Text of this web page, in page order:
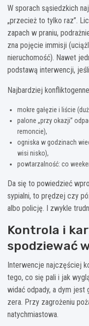
W sporach sąsiedzkich
„przecież to tylko raz”.
zapach w praniu,
zna pojęcie immisji
nieruchomość). Nawet
podstawą interwencji,
Najbardziej
mokre gałęzie i liście
palone „przy okazji”
remoncie),
ogniska w godzinach
wisi nisko),
powtarzalność: co
Da się to powiedzieć
sypialni, to prędzej czy
albo policję. I zwykle
Kontrola i
spodziewać
Interwencje najczęściej
tego, co się pali i jak
widać odpady, a dym jest
zera. Przy zagrożeniu
natychmiastowa.